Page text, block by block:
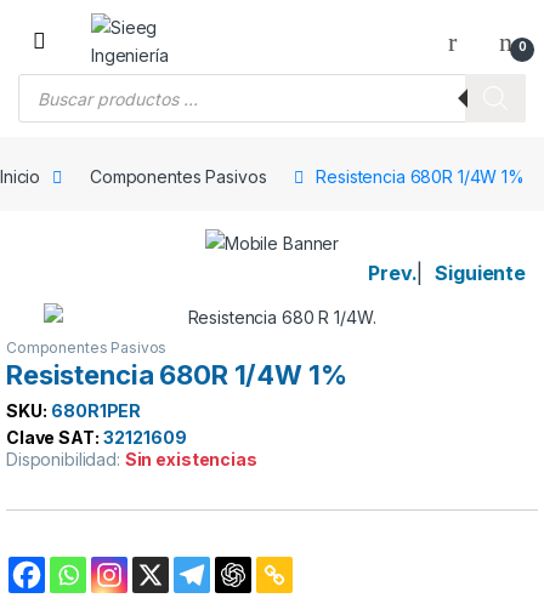
Saltar a la navegación
Saltar al contenido
0
Inicio Componentes Pasivos Resistencia 680R 1/4W 1%
Prev. Siguiente
Componentes Pasivos
Resistencia 680R 1/4W 1%
SKU: 680R1PER
Clave SAT: 32121609
Disponibilidad: Sin existencias